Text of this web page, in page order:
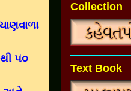
૫૦
Collection
Text Book